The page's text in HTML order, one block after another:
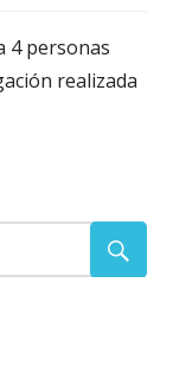
4 personas
realizada